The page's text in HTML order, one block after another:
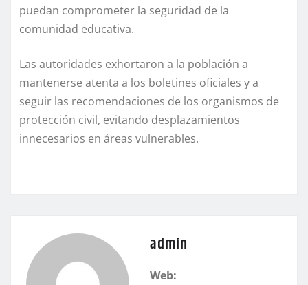
puedan comprometer la seguridad de la
comunidad educativa.
Las autoridades exhortaron a la población a
mantenerse atenta a los boletines oficiales y a
seguir las recomendaciones de los organismos de
protección civil, evitando desplazamientos
innecesarios en áreas vulnerables.
admin
Web: